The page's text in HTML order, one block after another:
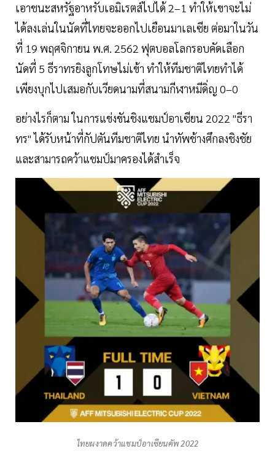
เอาชนะสหรัฐอาหรับเอมิเรตส์ไปได้ 2–1 ทำให้เขาจะไม่
ได้ลงเล่นในนัดที่ไทยจะออกไปเยือนมาเลเซีย ต่อมาในวัน
ที่ 19 พฤศจิกายน พ.ศ. 2562 ฟุตบอลโลกรอบคัดเลือก
นัดที่ 5 ธีราทรยิงลูกโทษไม่เข้า ทำให้ทีมชาติไทยทำได้
เพียงบุกไปเสมอกับเวียดนามที่สนามกีฬาหมีดิ่ญ 0–0
อย่างไรก็ตาม ในการแข่งขันชิงแชมป์อาเซียน 2022 "ธีรา
ทร" ได้รับหน้าที่กัปตันทีมชาติไทย นำทัพช้างศึกลงชิงชัย
และสามารถคว้าแชมป์มาครองได้สำเร็จ
ไทยผงาดคว้าแชมป์อาเซียนคัพ 2022